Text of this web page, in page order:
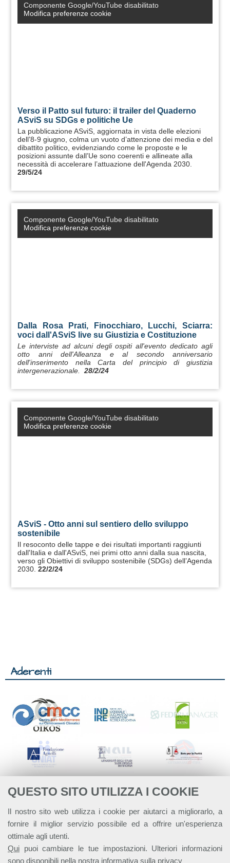
QUESTO SITO UTILIZZA I COOKIE
Il nostro sito web utilizza i cookie per aiutarci a migliorarlo, a
fornire il miglior servizio possibile ed a offrire un'esperienza
ottimale agli utenti.
Qui puoi cambiare le tue impostazioni. Ulteriori informazioni
sono disponibili nella nostra informativa sulla privacy
Componente Google/YouTube disabilitato
Modifica preferenze cookie
Verso il Patto sul futuro: il trailer del Quaderno
ASviS su SDGs e politiche Ue
La pubblicazione ASviS, aggiornata in vista delle elezioni
dell’8-9 giugno, colma un vuoto d’attenzione dei media e del
dibattito politico, evidenziando come le proposte e le
posizioni assunte dall’Ue sono coerenti e allineate alla
necessità di accelerare l’attuazione dell'Agenda 2030.
29/5/24
Componente Google/YouTube disabilitato
Modifica preferenze cookie
Dalla Rosa Prati, Finocchiaro, Lucchi, Sciarra:
voci dall'ASviS live su Giustizia e Costituzione
Le interviste ad alcuni degli ospiti all'evento dedicato agli
otto anni dell'Alleanza e al secondo anniversario
dell'inserimento nella Carta del principio di giustizia
intergenerazionale. 28/2/24
Componente Google/YouTube disabilitato
Modifica preferenze cookie
ASviS - Otto anni sul sentiero dello sviluppo
sostenibile
Il resoconto delle tappe e dei risultati importanti raggiunti
dall'Italia e dall'ASviS, nei primi otto anni dalla sua nascita,
verso gli Obiettivi di sviluppo sostenibile (SDGs) dell’Agenda
2030. 22/2/24
Aderenti